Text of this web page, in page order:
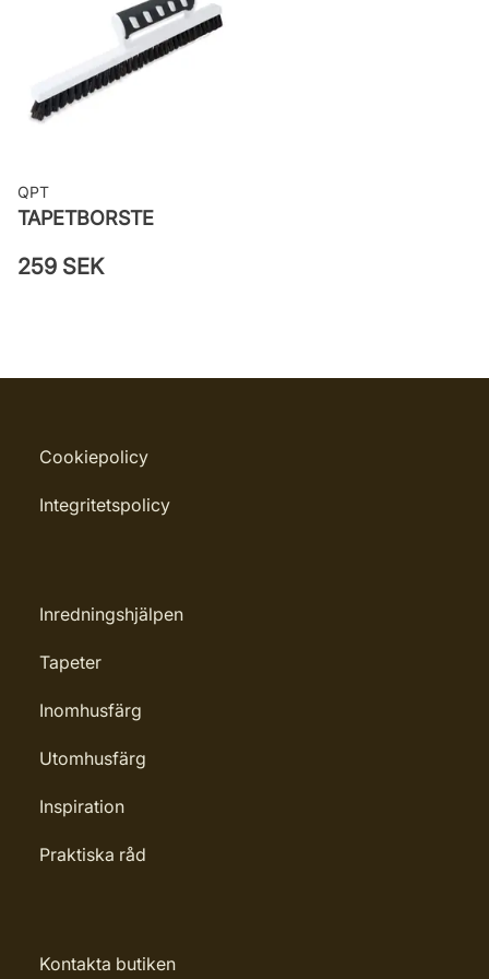
QPT
TAPETBORSTE
259 SEK
Cookiepolicy
Integritetspolicy
Inredningshjälpen
Tapeter
Inomhusfärg
Utomhusfärg
Inspiration
Praktiska råd
Kontakta butiken